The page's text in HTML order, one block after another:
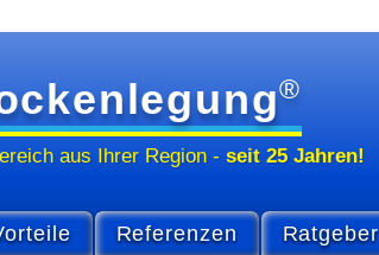
®
aus Ihrer Region-seit 25 Jahren!
Referenzen Ratgeber